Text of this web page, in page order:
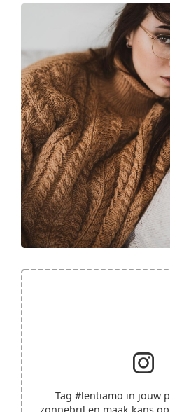
Tag #lentiamo in jouw
zonnebril en maak kans